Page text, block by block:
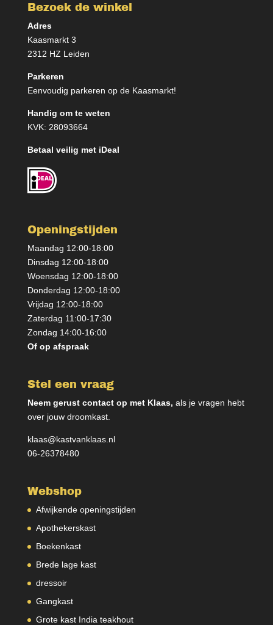
Bezoek de winkel
Adres
Kaasmarkt 3
2312 HZ Leiden
Parkeren
Eenvoudig parkeren op de Kaasmarkt!
Handig om te weten
KVK: 28093664
Betaal veilig met iDeal
Openingstijden
Maandag 12:00-18:00
Dinsdag 12:00-18:00
Woensdag 12:00-18:00
Donderdag 12:00-18:00
Vrijdag 12:00-18:00
Zaterdag 11:00-17:30
Zondag 14:00-16:00
Of op afspraak
Stel een vraag
Neem gerust contact op met Klaas, als je vragen hebt
over jouw droomkast.
klaas@kastvanklaas.nl
06-26378480
Webshop
Afwijkende openingstijden
Apothekerskast
Boekenkast
Brede lage kast
dressoir
Gangkast
Grote kast India teakhout